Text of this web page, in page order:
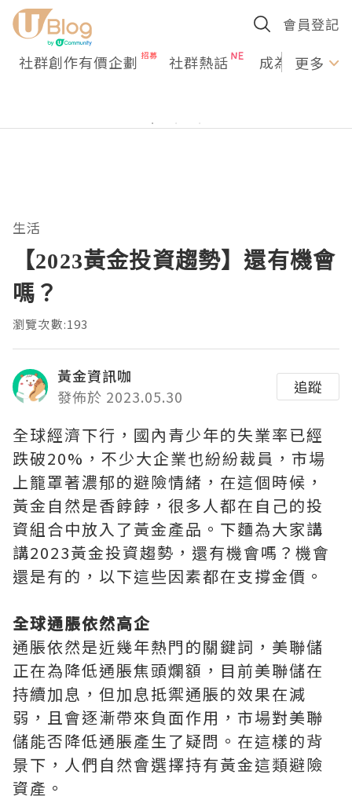
會員登記
社群創作有價企劃 社群熱話 成為U更多
生活
【2023黃金投資趨勢】還有機會
嗎？
瀏覽次數:193
黃金資訊咖
發佈於 2023.05.30
追蹤
全球經濟下行，國內青少年的失業率已經
跌破20%，不少大企業也紛紛裁員，市場
上籠罩著濃郁的避險情緒，在這個時候，
黃金自然是香餑餑，很多人都在自己的投
資組合中放入了黃金產品。下麵為大家講
講2023黃金投資趨勢，還有機會嗎？機會
還是有的，以下這些因素都在支撐金價。
全球通脹依然高企
通脹依然是近幾年熱門的關鍵詞，美聯儲
正在為降低通脹焦頭爛額，目前美聯儲在
持續加息，但加息抵禦通脹的效果在減
弱，且會逐漸帶來負面作用，市場對美聯
儲能否降低通脹產生了疑問。在這樣的背
景下，人們自然會選擇持有黃金這類避險
資產。